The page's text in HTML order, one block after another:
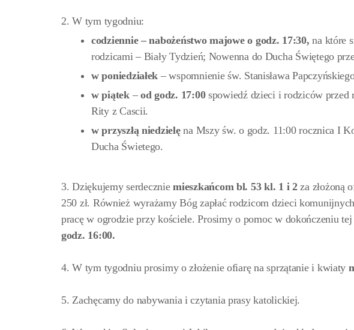
2. W tym tygodniu:
codziennie – nabożeństwo majowe o godz. 17:30,na które
rodzicami – Biały Tydzień; Nowenna do Ducha Świętego
w poniedziałek – wspomnienie św. Stanisława
w piątek–od godz. 17:00 spowiedź dzieci i rodziców przed
Rity z Cascii.
w przyszłą niedzielęna Mszy św. o godz. 11:00 rocznica I
Ducha Świetego.
3. Dziękujemy serdeczniemieszkańcom bl. 53 kl. 1 i 2za złożoną
250 zł. Również wyrażamy Bóg zapłać rodzicom dzieci
pracę w ogrodzie przy kościele. Prosimy o pomoc w dokończeniu
godz. 16:00.
4. W tym tygodniu prosimy o złożenie ofiarę na sprzątanie i kwiaty
5. Zachęcamy do nabywania i czytania prasy katolickiej.